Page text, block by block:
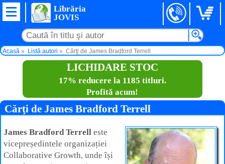
Librăria
JOVIS
Acasă Listă autori Cărţi de James Bradford Terrell
LICHIDARE STOC
17% reducere la 1185 titluri.
Profită acum!
Cărţi de James Bradford Terrell
James Bradford Terrell este
vicepreședintele organizației
Collaborative Growth, unde își